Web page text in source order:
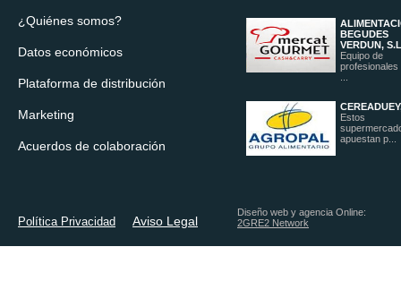
¿Quiénes somos?
Datos económicos
Plataforma de distribución
Marketing
Acuerdos de colaboración
BEGUDES
VERDUN,
Equipo de
profesionales
Estos
apuestan p...
Política Privacidad Aviso Legal
Diseño web y agencia Online:
2GRE2 Network